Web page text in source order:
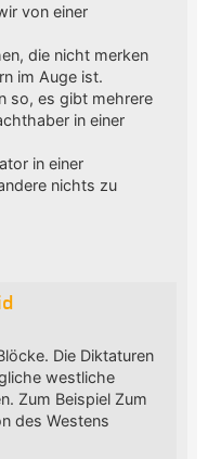
von einer
die nicht merken
im Auge ist.
so, es gibt mehrere
in einer
in einer
nichts zu
Die Diktaturen
westliche
Zum Beispiel Zum
des Westens